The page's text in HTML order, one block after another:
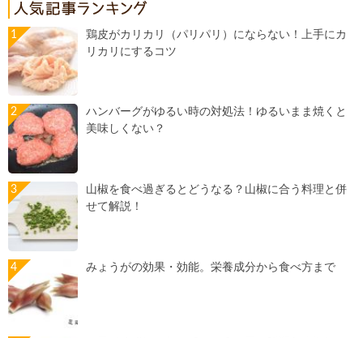
鶏皮がカリカリ（パリパリ）にならない！上手にカ
リカリにするコツ
ハンバーグがゆるい時の対処法！ゆるいまま焼くと
美味しくない？
山椒を食べ過ぎるとどうなる？山椒に合う料理と併
せて解説！
みょうがの効果・効能。栄養成分から食べ方まで